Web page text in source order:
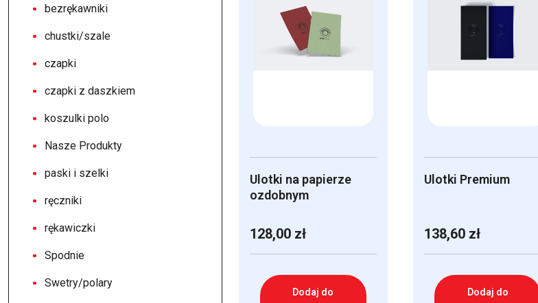
bezrękawniki
chustki/szale
czapki
czapki z daszkiem
koszulki polo
Nasze Produkty
paski i szelki
ręczniki
rękawiczki
Spodnie
Swetry/polary
Ulotki na papierze
ozdobnym
128,00 zł
Dodaj do
Ulotki Premium
138,60 zł
Dodaj do